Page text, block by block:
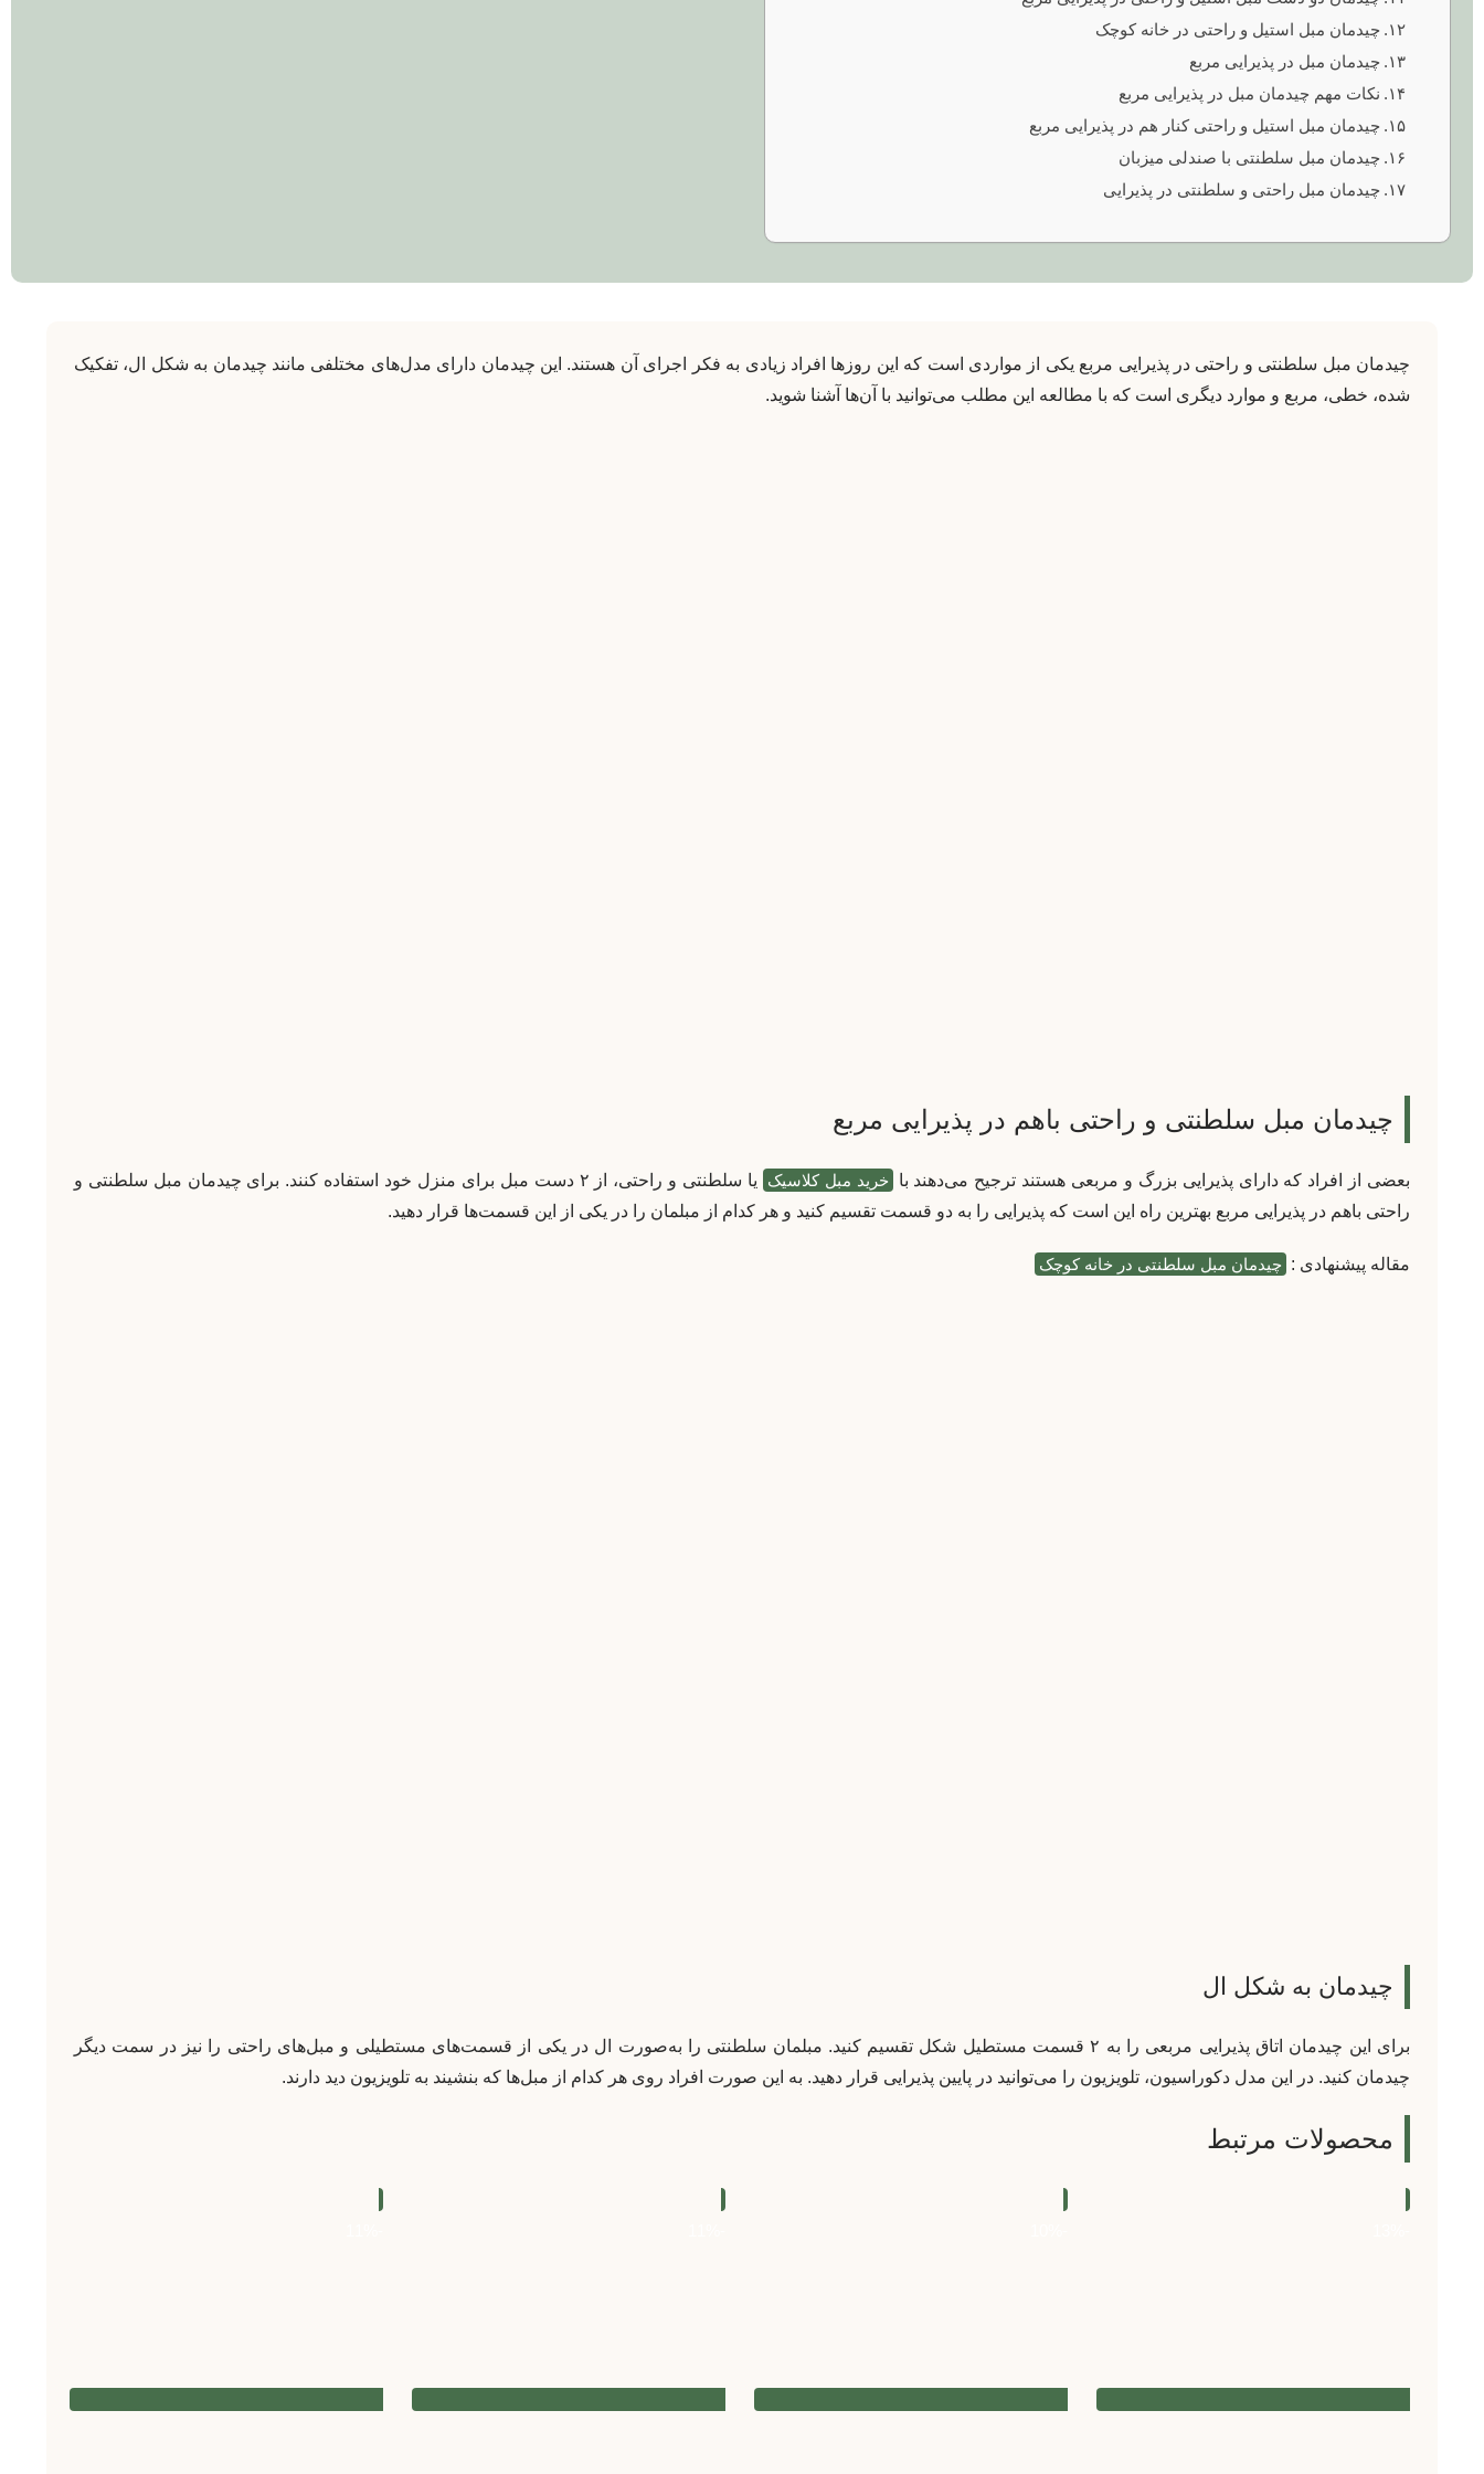
چیدمان مبل استیل و راحتی در خانه کوچک
چیدمان مبل در پذیرایی مربع
نکات مهم چیدمان مبل در پذیرایی مربع
چیدمان مبل استیل و راحتی کنار هم در پذیرایی مربع
چیدمان مبل سلطنتی با صندلی میزبان
چیدمان مبل راحتی و سلطنتی در پذیرایی
چیدمان مبل سلطنتی و راحتی در پذیرایی مربع یکی از مواردی است که این روزها افراد زیادی به فکر اجرای آن هستند. این چیدمان دارای مدل‌های مختلفی مانند چیدمان به شکل ال، تفکیک
‌شده، خطی، مربع و موارد دیگری است که با مطالعه این مطلب می‌توانید با آن‌ها آشنا شوید.
چیدمان مبل سلطنتی و راحتی باهم در پذیرایی مربع
بعضی از افراد که دارای پذیرایی بزرگ و مربعی هستند ترجیح می‌دهند با خرید مبل کلاسیک
یا سلطنتی و راحتی، از ۲ دست مبل برای منزل خود استفاده کنند. برای چیدمان مبل سلطنتی و
راحتی باهم در پذیرایی مربع بهترین راه این است که پذیرایی را به دو قسمت تقسیم کنید و هر کدام از مبلمان را در یکی از این قسمت‌ها قرار دهید.
مقاله پیشنهادی : چیدمان مبل سلطنتی در خانه کوچک
چیدمان به شکل ال
برای این چیدمان اتاق پذیرایی مربعی را به ۲ قسمت مستطیل شکل تقسیم کنید. مبلمان سلطنتی را به‌صورت ال در یکی از قسمت‌های مستطیلی و مبل‌های راحتی را نیز در سمت دیگر
چیدمان کنید. در این مدل دکوراسیون، تلویزیون را می‌توانید در پایین پذیرایی قرار دهید. به این صورت افراد روی هر کدام از مبل‌ها که بنشیند به تلویزیون دید دارند.
محصولات مرتبط